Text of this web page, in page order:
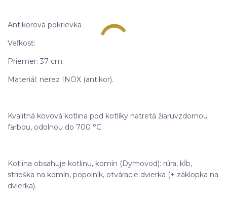
Antikorová pokrievka
Veľkosť:
Priemer: 37 cm.
Materiál: nerez INOX (antikor).
Kvalitná kovová kotlina pod kotlíky natretá žiaruvzdornou
farbou, odolnou do 700 °C.
Kotlina obsahuje kotlinu, komín (Dymovod): rúra, kĺb,
strieška na komín, popolník, otváracie dvierka (+ záklopka na
dvierka).